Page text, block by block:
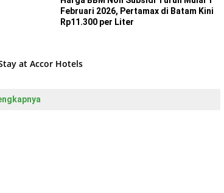
Februari 2026, Pertamax di Batam Kini
Rp11.300 per Liter